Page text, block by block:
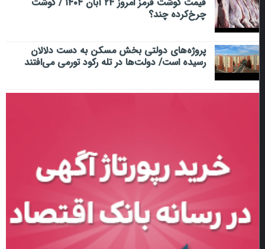
چرخ‌کرده چند؟
پروژه‌های دولتی بخش مسکن به دست دلالان
رسیده است/ دولت‌ها در تله رکود تورمی می‌افتند